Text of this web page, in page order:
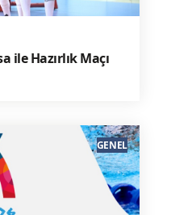
ile Hazırlık Maçı
GENEL